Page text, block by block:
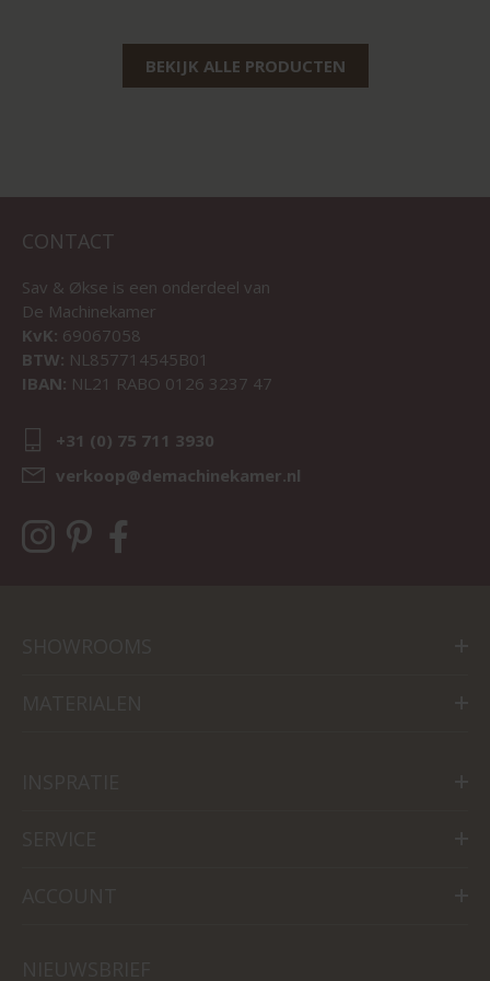
BEKIJK ALLE PRODUCTEN
CONTACT
Sav & Økse is een onderdeel van
De Machinekamer
KvK: 69067058
BTW: NL857714545B01
IBAN: NL21 RABO 0126 3237 47
+31 (0) 75 711 3930
verkoop@demachinekamer.nl